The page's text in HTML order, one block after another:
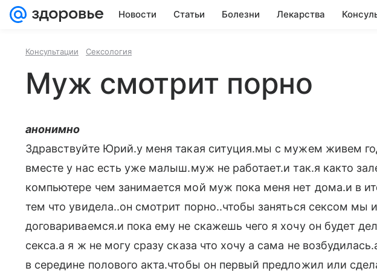
Новости Статьи Болезни Лекарства
Консультации Сексология
Муж смотрит порно
анонимно
Здравствуйте Юрий.у меня такая ситуция.мы с мужем живем
вместе у нас есть уже малыш.муж не работает.и так.я както
компьютере чем занимается мой муж пока меня нет дома.и в
тем что увидела..он смотрит порно..чтобы заняться сексом мы
договариваемся.и пока ему не скажешь чего я хочу он будет
секса.а я ж не могу сразу сказа что хочу а сама не
в середине полового акта.чтобы он первый предложил или